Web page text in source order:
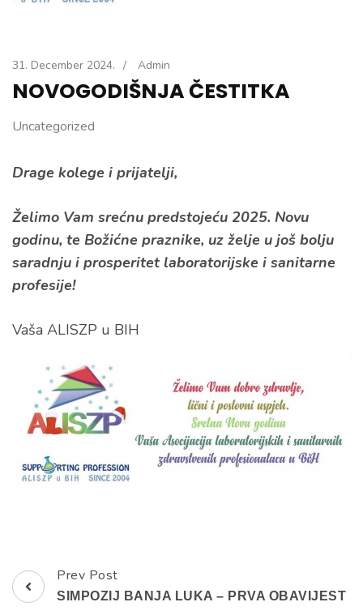
31. December 2024. / Admin
NOVOGODIŠNJA ČESTITKA
Uncategorized
Drage kolege i prijatelji,
Želimo Vam srećnu predstojeću 202​5. Novu
godinu​, te Božićne praznike, uz želje u još bolju
saradnju i prosperitet laboratorijske i sanitarne
profesije​!​
Vaša ALISZP u BIH
Post
Prev Post
SIMPOZIJ BANJA LUKA – PRVA OBAVIJEST